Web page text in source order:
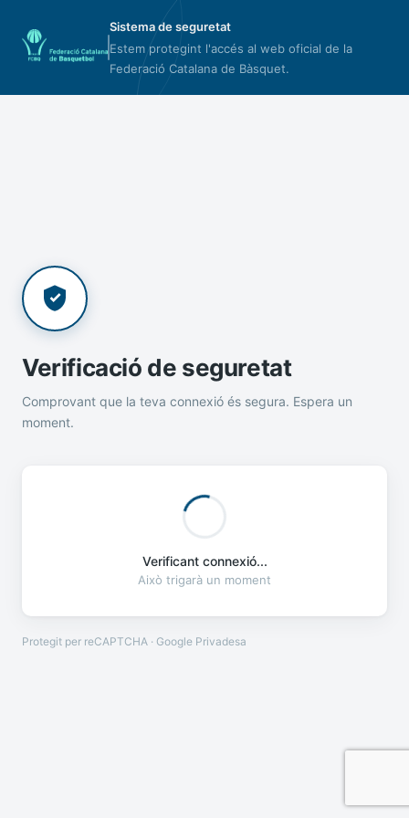
Sistema de seguretat
Estem protegint l'accés al web oficial de la
Federació Catalana de Bàsquet.
Verificació de seguretat
Comprovant que la teva connexió és segura. Espera un
moment.
Verificant connexió...
Això trigarà un moment
Protegit per reCAPTCHA · Google Privadesa